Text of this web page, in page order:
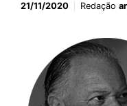
21/11/2020 Redação